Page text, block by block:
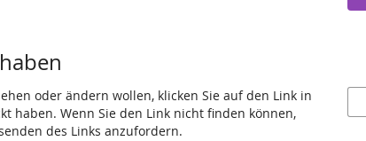
oder ändern wollen, klicken Sie auf den Link in
haben. Wenn Sie den Link nicht finden können,
des Links anzufordern.